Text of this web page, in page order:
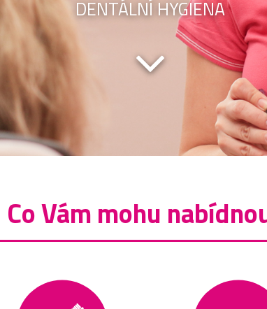
DENTÁLNÍ HYGIENA
Co Vám mohu